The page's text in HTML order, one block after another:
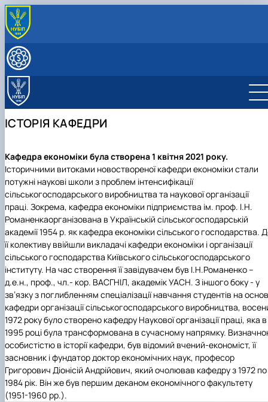
ПРО КАФЕДРУ
ОС "Магістр"
Вибіркові дисципліни
Практична підготовка
Курсові роботи
ОП "Економіка підприємства"
Забезпечення ОП "Економіка
ОС "Магістр" ОП "Економіка підприємства"
ОП "Економіка підприємства"
ОНС "Доктор філософі" (PhD) ОНП "Економіка
національного господарства"
НАУКОВА РОБОТА
Наукова робота кафедри
Науковий гурток "Економіст"
Події гуртка
Відзнаки гуртка
План роботи гуртка
Новини гуртка
Річні звіти гуртка
Стратегія розвитку
Члени наукового гуртка
План-графік роботи гуртка
Результати дільності гуртка
Здобутки
Звіти
Події
МІЖНАРОДНА ДІЯЛЬНІСТЬ
СКЛАД КАФЕДРИ
ІСТОРІЯ КАФЕДРИ
Кафедра економіки була створена 1 квітня 2021 року.
Історичними витоками новоствореної кафедри економіки стали
потужні наукові школи з проблем інтенсифікації
сільськогосподарського виробництва та наукової організації
праці. Зокрема, кафедра економіки підприємства ім. проф. І.Н.
Романенкаорганізована в Українській сільськогосподарській
академії 1954 р. як кафедра економіки сільського господарства.
її колективу ввійшли викладачі кафедри економіки і організації
сільського господарства Київського сільськогосподарського
інституту. На час створення її завідувачем був І.Н.Романенко –
д.е.н., проф., чл.- кор. ВАСГНІЛ, академік УАСН. З іншого боку - у
зв’язку з поглибленням спеціалізації навчання студентів на
кафедри організації сільськогосподарського виробництва,
1972 року було створено кафедру Наукової організації праці, яка в
1995 році була трансформована в сучасному напрямку.
особистістю в історії кафедри, був відомий вчений-економіст, її
засновник і фундатор доктор економічних наук, професор
Григорович Діонісій Андрійович, який очолював кафедру з 1972 по
1984 рік. Він же був першим деканом економічного факультету
(1951-1960 рр.).